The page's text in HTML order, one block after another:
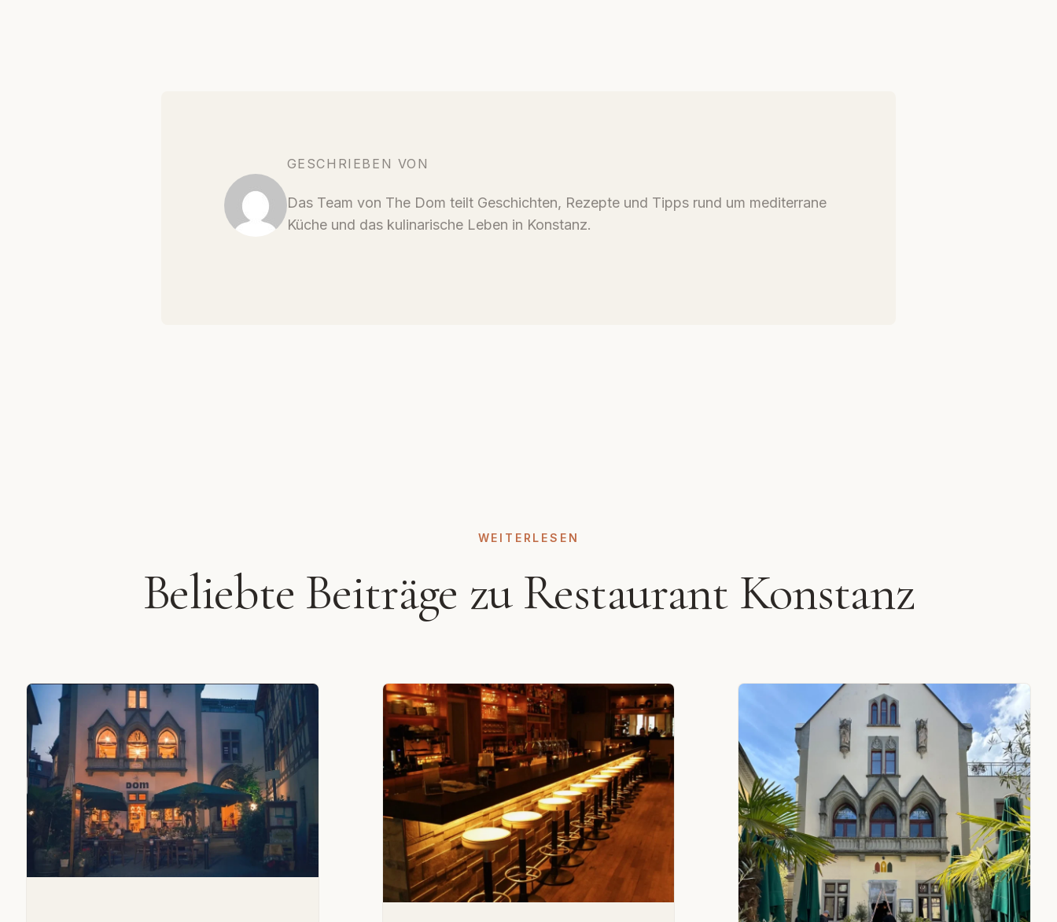
GESCHRIEBEN VON
Das Team von The Dom teilt Geschichten, Rezepte und Tipps rund um mediterrane
Küche und das kulinarische Leben in Konstanz.
WEITERLESEN
Beliebte Beiträge zu Restaurant Konstanz